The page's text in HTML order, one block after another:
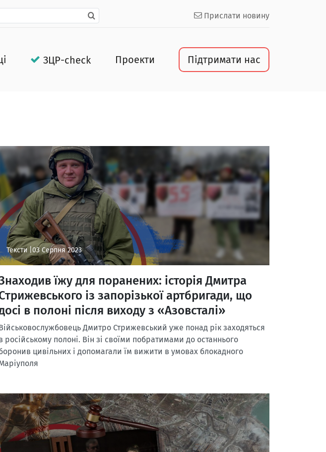
Прислати новину
ЗЦР-check Проекти Підтримати нас
Тексти | 03 Серпня 2023
їжу для поранених: історія Дмитра
із запорізької артбригади, що
в полоні після виходу з «Азовсталі»
Дмитро Стрижевський уже понад рік заходяться
російському полоні. Він зі своїми побратимами до останнього
цивільних і допомагали їм вижити в умовах блокадного